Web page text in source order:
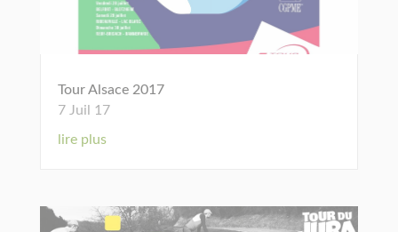
Tour Alsace 2017
7 Juil 17
lire plus